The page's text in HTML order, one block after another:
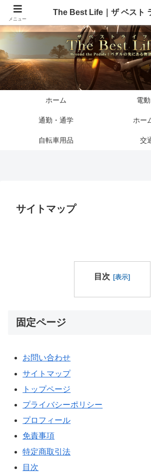
ホーム 電
通勤・通学 ホー
自転車用品 交
サイトマップ
目次
固定ページ
お問い合わせ
サイトマップ
トップページ
プライバシーポリシー
プロフィール
免責事項
特定商取引法
目次
メニュー
The Best Life｜ザ ベスト